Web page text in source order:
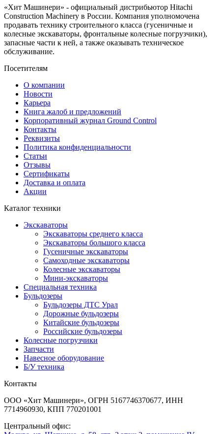
«Хит Машинери» - официальный дистрибьютор Hitachi
Construction Machinery в России. Компания уполномочена
продавать технику строительного класса (гусеничные и
колесные экскаваторы, фронтальные колесные погрузчики),
запасные части к ней, а также оказывать техническое
обслуживание.
Посетителям
О компании
Новости
Карьера
Книга жалоб и предложений
Корпоративный журнал Ground Control
Контакты
Реквизиты
Политика конфиденциальности
Статьи
Отзывы
Сертификаты
Доставка и оплата
Акции
Каталог техники
Экскаваторы
Экскаваторы среднего класса
Экскаваторы большого класса
Гусеничные экскаваторы
Самоходные экскаваторы
Колесные экскаваторы
Мини-экскаваторы
Специальная техника
Бульдозеры
Бульдозеры ДТС Урал
Дорожные бульдозеры
Китайские бульдозеры
Российские бульдозеры
Колесные погрузчики
Запчасти
Навесное оборудование
Б/У техника
Контакты
ООО «Хит Машинери», ОГРН 5167746370677, ИНН
7714960930, КПП 770201001
Центральный офис: